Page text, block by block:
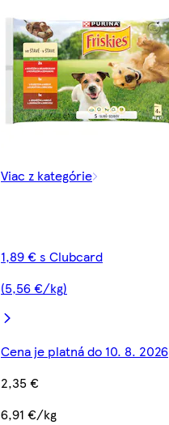
Viac z kategórie
1,89 € s Clubcard
(5,56 €/kg)
Cena je platná do 10. 8. 2026
2,35 €
6,91 €/kg